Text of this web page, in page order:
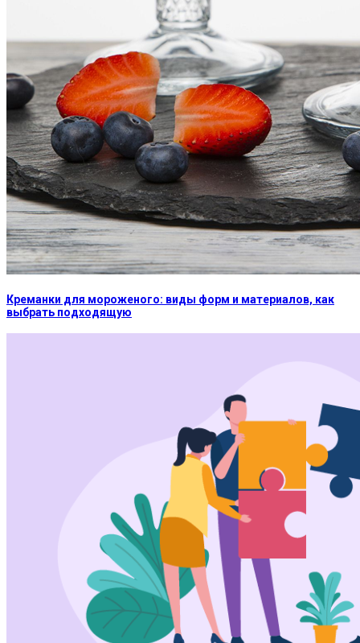
Креманки для мороженого: виды форм и материалов, как
выбрать подходящую